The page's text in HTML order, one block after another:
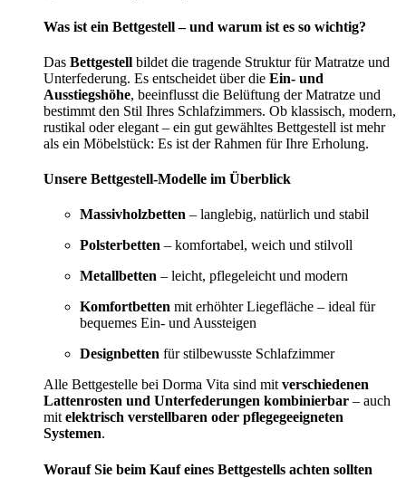
Was ist ein Bettgestell – und warum ist es so wichtig?
Das Bettgestell bildet die tragende Struktur für Matratze und
Unterfederung. Es entscheidet über die Ein- und
Ausstiegshöhe, beeinflusst die Belüftung der Matratze und
bestimmt den Stil Ihres Schlafzimmers. Ob klassisch, modern,
rustikal oder elegant – ein gut gewähltes Bettgestell ist mehr
als ein Möbelstück: Es ist der Rahmen für Ihre Erholung.
Unsere Bettgestell-Modelle im Überblick
Massivholzbetten – langlebig, natürlich und stabil
Polsterbetten – komfortabel, weich und stilvoll
Metallbetten – leicht, pflegeleicht und modern
Komfortbetten mit erhöhter Liegefläche – ideal für
bequemes Ein- und Aussteigen
Designbetten für stilbewusste Schlafzimmer
Alle Bettgestelle bei Dorma Vita sind mit verschiedenen
Lattenrosten und Unterfederungen kombinierbar – auch
mit elektrisch verstellbaren oder pflegegeeigneten
Systemen.
Worauf Sie beim Kauf eines Bettgestells achten sollten